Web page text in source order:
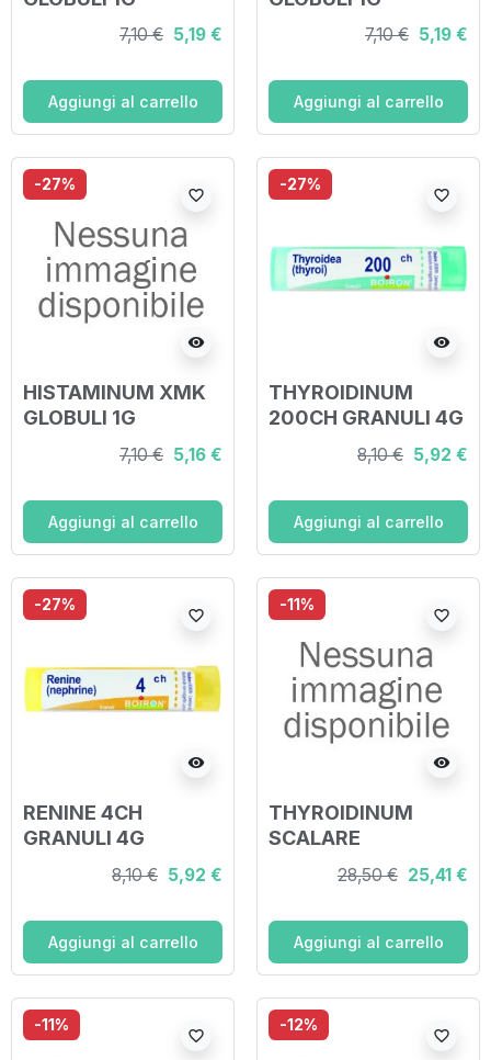
7,10 € 5,19 €
Aggiungi al carrello
7,10 € 5,19 €
Aggiungi al carrello
-27%
visibility
favorite_border
HISTAMINUM XMK
GLOBULI 1G
7,10 € 5,16 €
Aggiungi al carrello
-27%
visibility
favorite_border
THYROIDINUM
200CH GRANULI 4G
8,10 € 5,92 €
Aggiungi al carrello
-27%
visibility
favorite_border
RENINE 4CH
GRANULI 4G
8,10 € 5,92 €
Aggiungi al carrello
-11%
visibility
favorite_border
THYROIDINUM
SCALARE
PROGRESSIVO 20
FIALE FISIOLOGICHE
28,50 € 25,41 €
Aggiungi al carrello
-11%
favorite_border
-12%
favorite_border